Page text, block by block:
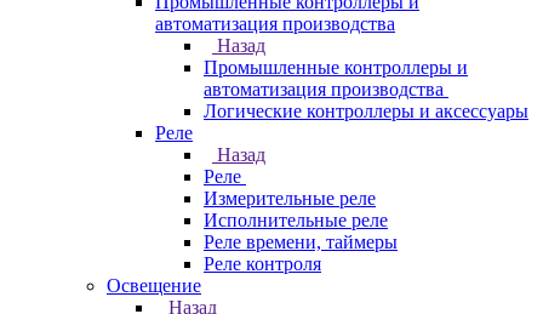
автоматизация производства
Назад
Промышленные контроллеры и
автоматизация производства
Логические контроллеры и аксессуары
Реле
Назад
Реле
Измерительные реле
Исполнительные реле
Реле времени, таймеры
Реле контроля
Освещение
Назад